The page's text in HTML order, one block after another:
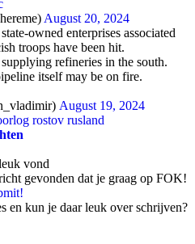
August 20, 2024
owned enterprises associated
troops have been hit.
refineries in the south.
itself may be on fire.
August 19, 2024
rostov rusland
vond
gevonden dat je graag op FOK!
en kun je daar leuk over schrijven?